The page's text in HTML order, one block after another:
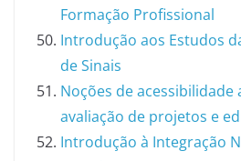
Formação Profissional
Introdução aos Estudos
de Sinais
Noções de
avaliação de projetos e
Introdução à Integração